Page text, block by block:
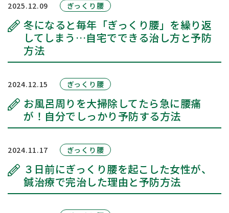
LINE予約
096-277-1355
（受付時間：10:00-21:00）
〒860-0021
熊本市中央区上鍛冶屋町12-1-101
2025.12.09 ぎっくり腰
冬になると毎年「ぎっくり腰」を繰り返
してしまう…自宅でできる治し方と予防
方法
2024.12.15 ぎっくり腰
お風呂周りを大掃除してたら急に腰痛
が！自分でしっかり予防する方法
2024.11.17 ぎっくり腰
３日前にぎっくり腰を起こした女性が、
鍼治療で完治した理由と予防方法